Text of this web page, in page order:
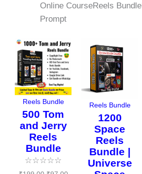
Online CourseReels Bundle
Prompt
Reels Bundle
500 Tom
and Jerry
Reels
Bundle
☆☆☆☆☆
Original
price
was:
₹199.00.
Current
price
is:
Reels Bundle
1200
Space
Reels
Bundle |
Universe
price
was:
₹179.00.